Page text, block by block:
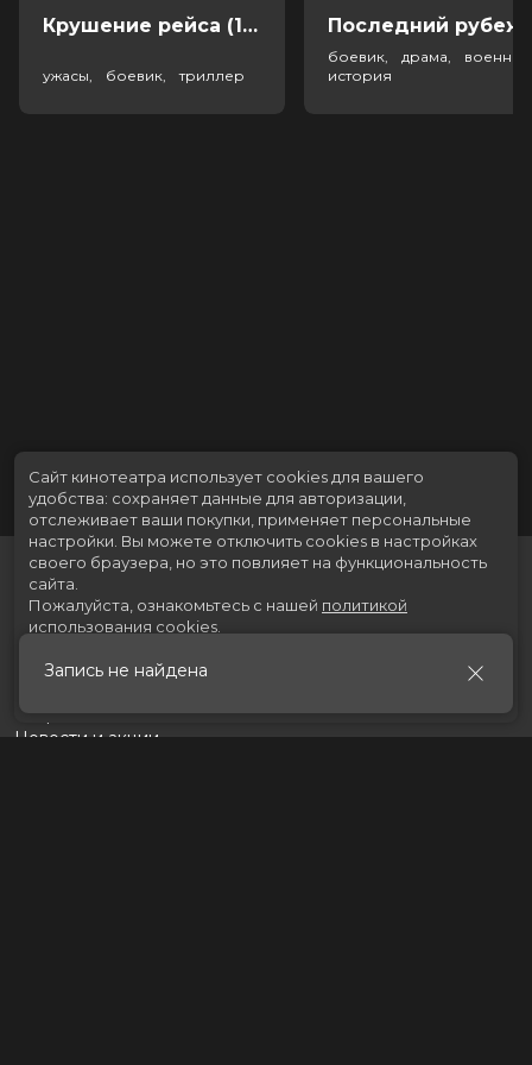
Крушение рейса (18+)
ужасы, боевик, триллер
боевик, драма,
история
Запись не найдена
Скоро в кино
Новости и акции
Сайт кинотеатра использует cookies для вашего
удобства: сохраняет данные для авторизации,
отслеживает ваши покупки, применяет персональные
настройки. Вы можете отключить cookies в настройках
своего браузера, но это повлияет на функциональность
сайта.
Пожалуйста, ознакомьтесь с нашей политикой
использования cookies